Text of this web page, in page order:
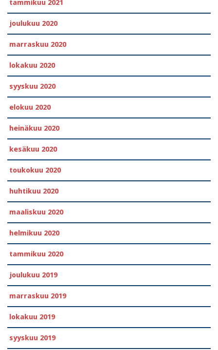
tammikuu 2021
joulukuu 2020
marraskuu 2020
lokakuu 2020
syyskuu 2020
elokuu 2020
heinäkuu 2020
kesäkuu 2020
toukokuu 2020
huhtikuu 2020
maaliskuu 2020
helmikuu 2020
tammikuu 2020
joulukuu 2019
marraskuu 2019
lokakuu 2019
syyskuu 2019